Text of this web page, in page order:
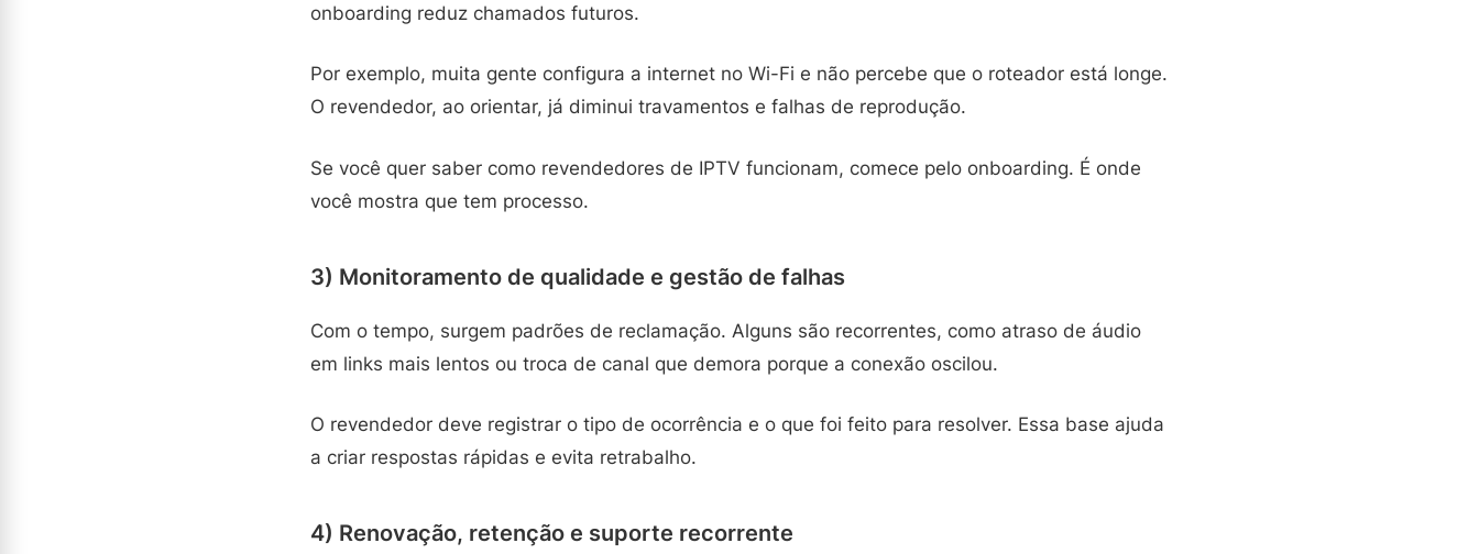
onboarding reduz chamados futuros.
Por exemplo, muita gente configura a internet no Wi-Fi e não percebe que o roteador está longe.
O revendedor, ao orientar, já diminui travamentos e falhas de reprodução.
Se você quer saber como revendedores de IPTV funcionam, comece pelo onboarding. É onde
você mostra que tem processo.
3) Monitoramento de qualidade e gestão de falhas
Com o tempo, surgem padrões de reclamação. Alguns são recorrentes, como atraso de áudio
em links mais lentos ou troca de canal que demora porque a conexão oscilou.
O revendedor deve registrar o tipo de ocorrência e o que foi feito para resolver. Essa base ajuda
a criar respostas rápidas e evita retrabalho.
4) Renovação, retenção e suporte recorrente